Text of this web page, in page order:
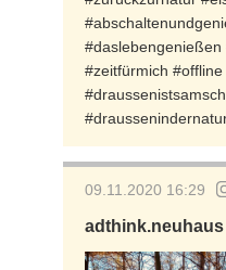
#daslebengenießen
#zeitfürmich
09.11.2020 16:29
adthink.neuhaus